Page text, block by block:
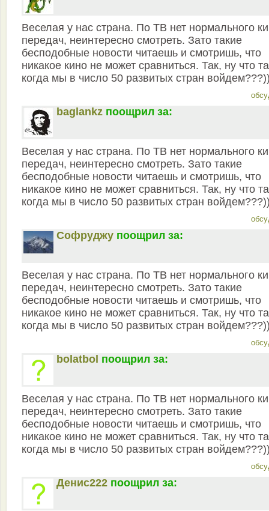
Веселая у нас страна. По ТВ нет нормального
передач, неинтересно смотреть. Зато такие
бесподобные новости читаешь и смотришь, что
никакое кино не может сравниться. Так, ну что
когда мы в число 50 развитых стран
baglankz поощрил за:
Веселая у нас страна. По ТВ нет нормального
передач, неинтересно смотреть. Зато такие
бесподобные новости читаешь и смотришь, что
никакое кино не может сравниться. Так, ну что
когда мы в число 50 развитых стран
Софруджу поощрил за:
Веселая у нас страна. По ТВ нет нормального
передач, неинтересно смотреть. Зато такие
бесподобные новости читаешь и смотришь, что
никакое кино не может сравниться. Так, ну что
когда мы в число 50 развитых стран
bolatbol поощрил за:
Веселая у нас страна. По ТВ нет нормального
передач, неинтересно смотреть. Зато такие
бесподобные новости читаешь и смотришь, что
никакое кино не может сравниться. Так, ну что
когда мы в число 50 развитых стран
Денис222 поощрил за: